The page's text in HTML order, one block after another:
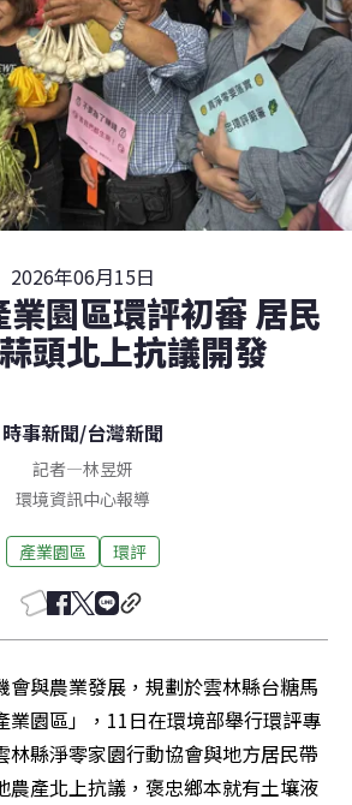
2026年06月15日
園區環評初審 居民
頭北上抗議開發
時事新聞/台灣新聞
記者—林昱妍
環境資訊中心報導
產業園區 環評
會與農業發展，規劃於雲林縣台糖馬
業園區」，11日在環境部舉行環評專
林縣淨零家園行動協會與地方居民帶
農產北上抗議，褒忠鄉本就有土壤液